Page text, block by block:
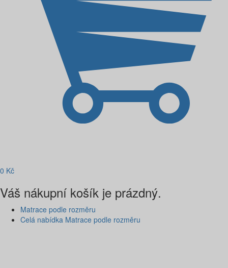
0 Kč
Váš nákupní košík je prázdný.
Matrace podle rozměru
Celá nabídka Matrace podle rozměru